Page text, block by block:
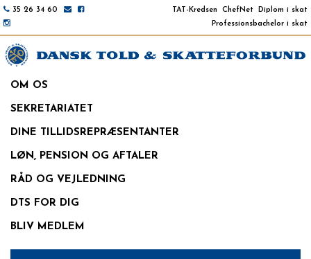
35 26 34 60 TAT-Kredsen ChefNet
Diplom i skat
Professionsbachelor i skat
OM OS
SEKRETARIATET
DINE TILLIDSREPRÆSENTANTER
LØN, PENSION OG AFTALER
RÅD OG VEJLEDNING
DTS FOR DIG
BLIV MEDLEM